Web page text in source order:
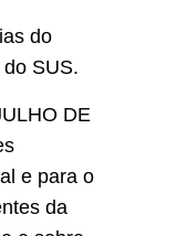
do
SUS.
DE
e para o
da